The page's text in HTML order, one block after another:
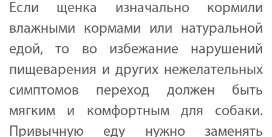
Если щенка изначально кормили
влажными кормами или натуральной
едой, то во избежание нарушений
пищеварения и других нежелательных
симптомов переход должен быть
мягким и комфортным для собаки.
Привычную еду нужно заменять